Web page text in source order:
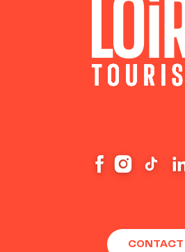
CONTACT